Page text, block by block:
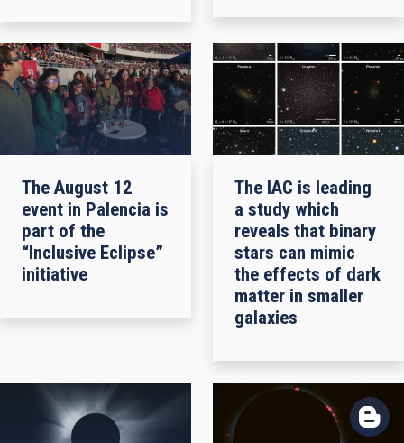
The August 12
event in Palencia is
part of the
“Inclusive Eclipse”
initiative
The IAC is leading
a study which
reveals that binary
stars can mimic
the effects of dark
matter in smaller
galaxies